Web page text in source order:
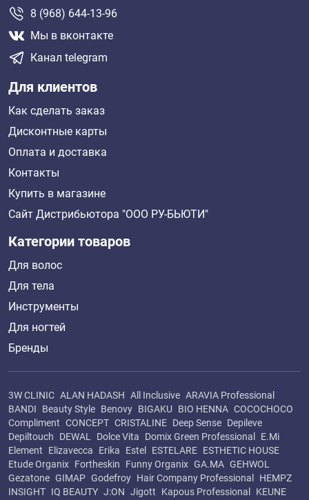
8 (968) 644-13-96
Мы в вконтакте
Канал telegram
Для клиентов
Как сделать заказ
Дисконтные карты
Оплата и доставка
Контакты
Купить в магазине
Сайт Дистрибьютора "ООО РУ-БЬЮТИ"
Категории товаров
Для волос
Для тела
Инструменты
Для ногтей
Бренды
3W CLINIC ALAN HADASH All Inclusive ARAVIA Professional
BANDI
Beauty Style Benovy BIGAKU BIO HENNA COCOCHOCO
Compliment CONCEPT CRISTALINE Deep Sense Depileve
Depiltouch
DEWAL Dolce Vita Domix Green Professional
E.Mi
Element
Elizavecca Erika Estel ESTELARE ESTHETIC HOUSE
Etude Organix Fortheskin Funny Organix GA.MA GEHWOL
Gezatone GIMAP Godefroy Hair Company Professional
HEMPZ
INSIGHT IQ BEAUTY J:ON Jigott Kapous Professional KEUNE